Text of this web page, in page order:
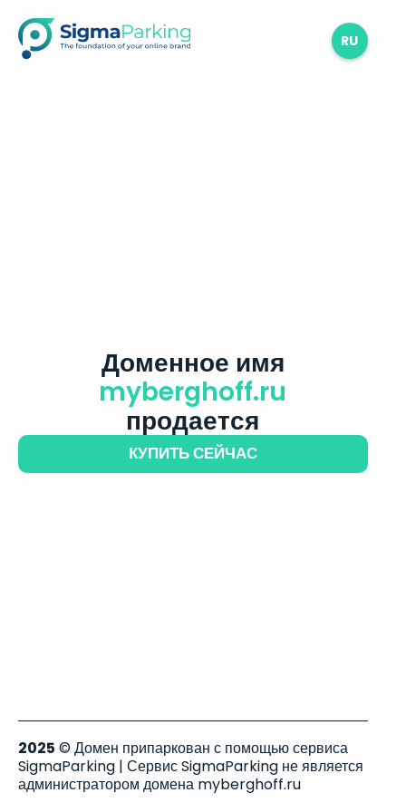
RU
Доменное имя
myberghoff.ru
продается
КУПИТЬ СЕЙЧАС
2025 © Домен припаркован с помощью сервиса
SigmaParking | Сервис SigmaParking не является
администратором домена myberghoff.ru